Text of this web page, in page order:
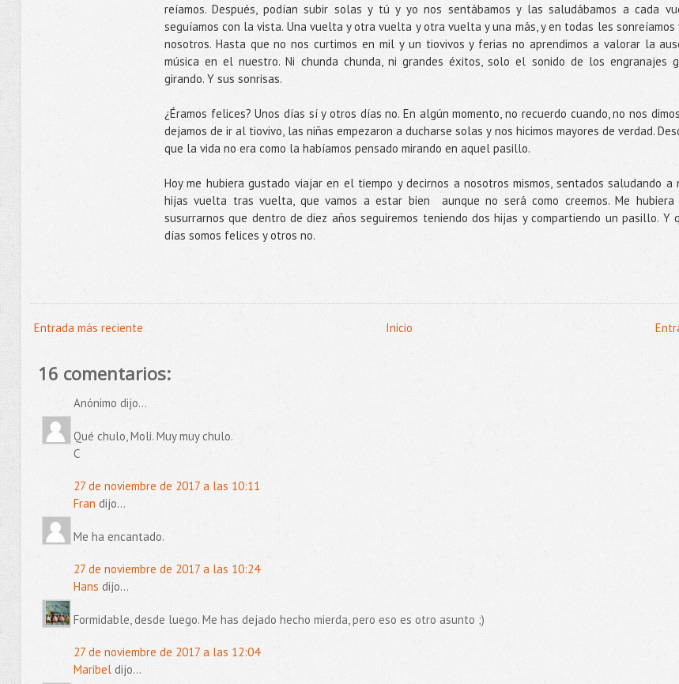
reíamos. Después, podían subir solas y tú y yo nos sentábamos y las saludábamos a cada
seguíamos con la vista. Una vuelta y otra vuelta y otra vuelta y una más, y en todas les sonreíamos
nosotros. Hasta que no nos curtimos en mil y un tiovivos y ferias no aprendimos a valorar la
música en el nuestro. Ni chunda chunda, ni grandes éxitos, solo el sonido de los engranajes
girando. Y sus sonrisas.
¿Éramos felices? Unos días sí y otros días no. En algún momento, no recuerdo cuando, no nos
dejamos de ir al tiovivo, las niñas empezaron a ducharse solas y nos hicimos mayores de verdad.
que la vida no era como la habíamos pensado mirando en aquel pasillo.
Hoy me hubiera gustado viajar en el tiempo y decirnos a nosotros mismos, sentados saludando a
hijas vuelta tras vuelta, que vamos a estar bien aunque no será como creemos. Me hubiera
susurrarnos que dentro de diez años seguiremos teniendo dos hijas y compartiendo un pasillo. Y
días somos felices y otros no.
Entrada más reciente Inicio
16 comentarios:
Anónimo dijo...
Qué chulo, Moli. Muy muy chulo.
C
27 de noviembre de 2017 a las 10:11
Fran dijo...
Me ha encantado.
27 de noviembre de 2017 a las 10:24
Hans dijo...
Formidable, desde luego. Me has dejado hecho mierda, pero eso es otro asunto ;)
27 de noviembre de 2017 a las 12:04
Maribeldijo...